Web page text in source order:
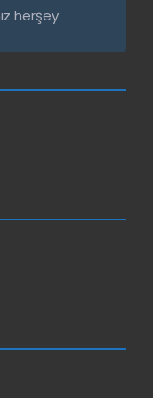
herşey